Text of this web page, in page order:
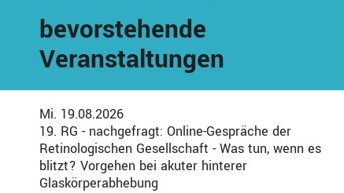
bevorstehende
Veranstaltungen
Mi. 19.08.2026
19. RG - nachgefragt: Online-Gespräche der
Retinologischen Gesellschaft - Was tun, wenn es
blitzt? Vorgehen bei akuter hinterer
Glaskörperabhebung